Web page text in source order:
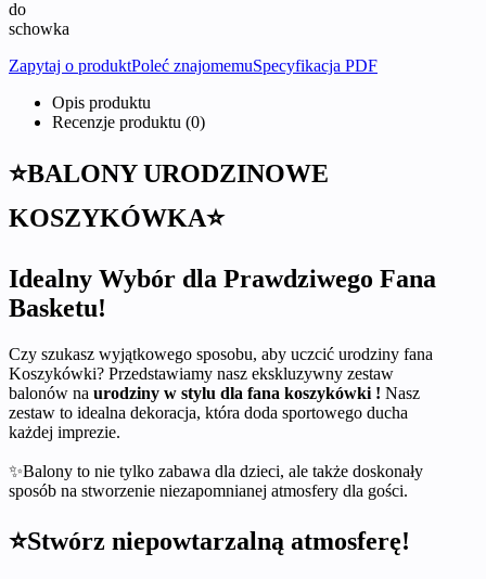
do
schowka
Zapytaj o produktPoleć znajomemuSpecyfikacja PDF
Opis produktu
Recenzje produktu (0)
⭐BALONY URODZINOWE
KOSZYKÓWKA⭐
Idealny Wybór dla Prawdziwego Fana
Basketu!
Czy szukasz wyjątkowego sposobu, aby uczcić urodziny fana
Koszykówki? Przedstawiamy nasz ekskluzywny zestaw
balonów na urodziny w stylu dla fana koszykówki ! Nasz
zestaw to idealna dekoracja, która doda sportowego ducha
każdej imprezie.
✨Balony to nie tylko zabawa dla dzieci, ale także doskonały
sposób na stworzenie niezapomnianej atmosfery dla gości.
⭐Stwórz niepowtarzalną atmosferę!